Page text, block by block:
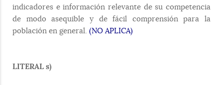
indicadores e información relevante de su competencia
de modo asequible y de fácil comprensión para la
población en general. (NO APLICA)
LITERAL s)